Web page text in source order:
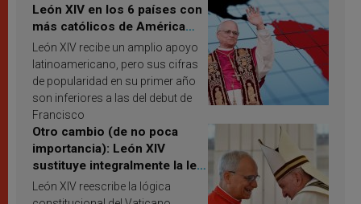
León XIV en los 6 países con
más católicos de América
Latina en 2026? Publican
resultados de investigación
León XIV recibe un amplio apoyo
latinoamericano, pero sus cifras
de popularidad en su primer año
son inferiores a las del debut de
Francisco
Otro cambio (de no poca
importancia): León XIV
sustituye integralmente la ley
vaticana de Papa Francisco
León XIV reescribe la lógica